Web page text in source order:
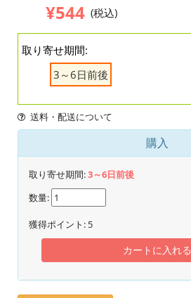
¥544 (税込)
取り寄せ期間:
3～6日前後
送料・配送について
購入
取り寄せ期間:3～6日前後
数量:
獲得ポイント: 5
カートに入れる